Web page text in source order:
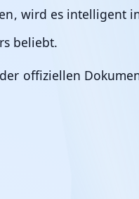
wird es intelligent
beliebt.
offiziellen